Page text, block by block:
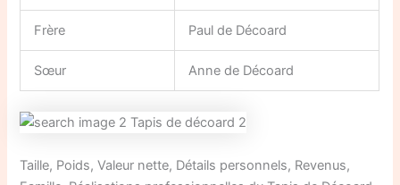
Frère Paul de Décoard
Sœur Anne de Décoard
Taille, Poids, Valeur nette, Détails personnels, Revenus,